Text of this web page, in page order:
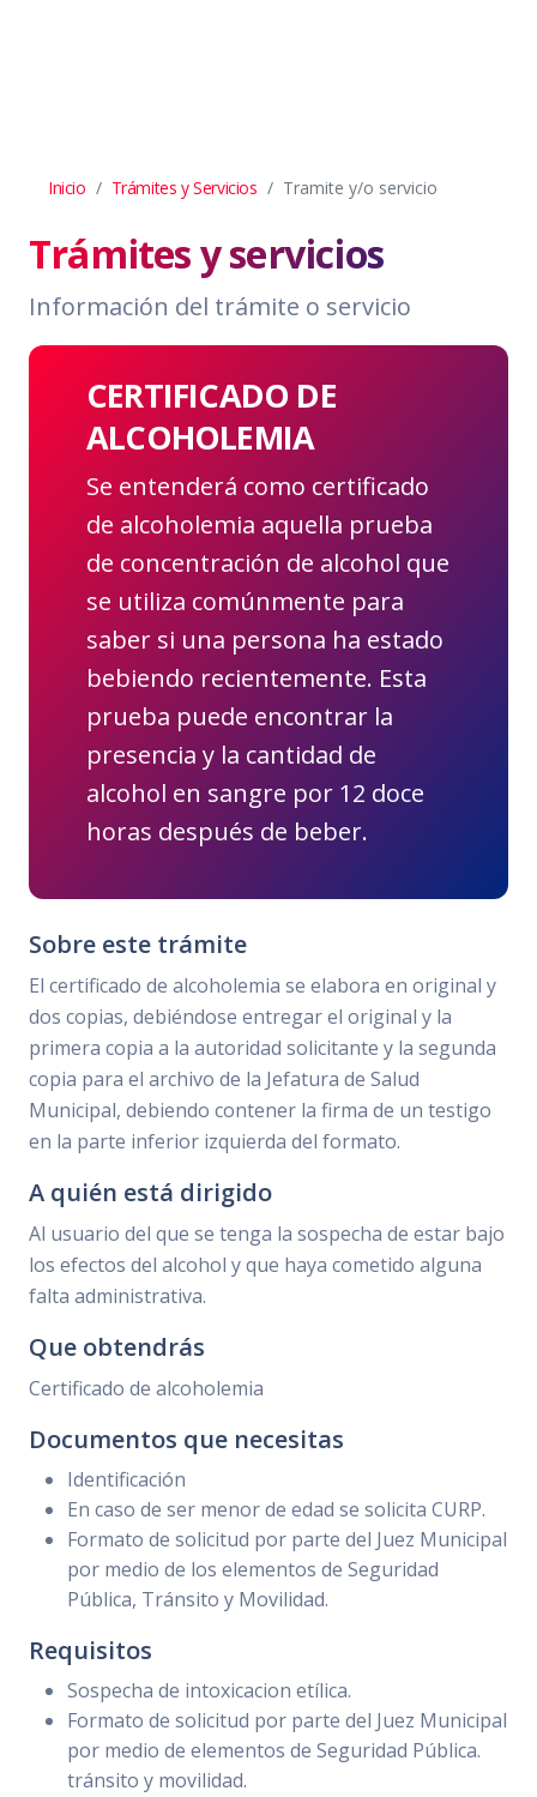
Inicio Trámites y Servicios Tramite y/o servicio
Trámites y servicios
Información del trámite o servicio
CERTIFICADO DE
ALCOHOLEMIA
Se entenderá como certificado
de alcoholemia aquella prueba
de concentración de alcohol que
se utiliza comúnmente para
saber si una persona ha estado
bebiendo recientemente. Esta
prueba puede encontrar la
presencia y la cantidad de
alcohol en sangre por 12 doce
horas después de beber.
Sobre este trámite
El certificado de alcoholemia se elabora en original y
dos copias, debiéndose entregar el original y la
primera copia a la autoridad solicitante y la segunda
copia para el archivo de la Jefatura de Salud
Municipal, debiendo contener la firma de un testigo
en la parte inferior izquierda del formato.
A quién está dirigido
Al usuario del que se tenga la sospecha de estar bajo
los efectos del alcohol y que haya cometido alguna
falta administrativa.
Que obtendrás
Certificado de alcoholemia
Documentos que necesitas
Identificación
En caso de ser menor de edad se solicita CURP.
Formato de solicitud por parte del Juez Municipal
por medio de los elementos de Seguridad
Pública, Tránsito y Movilidad.
Requisitos
Sospecha de intoxicacion etílica.
Formato de solicitud por parte del Juez Municipal
por medio de elementos de Seguridad Pública.
tránsito y movilidad.